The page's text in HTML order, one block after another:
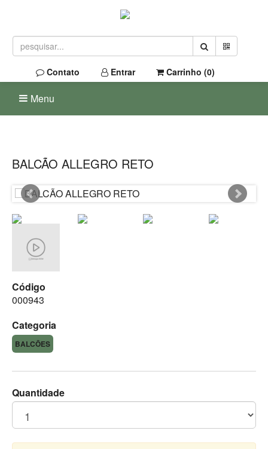
Contato Entrar Carrinho (0)
Menu
BALCÃO ALLEGRO RETO
Código
000943
Categoria
BALCÕES
Quantidade